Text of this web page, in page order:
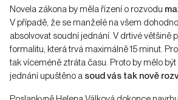
Novela zákona by měla řízení o rozvodu
V případě, že se manželé na všem
absolvovat soudní jednání. V drtivé většině
formalitu, která trvá maximálně 15 minut.
tak víceméně ztráta času. Proto by mělo
jednání upuštěno a soud vás tak nově